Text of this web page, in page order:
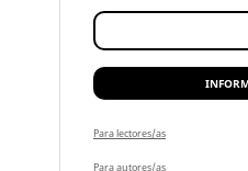
Para lectores/as
Para autores/as